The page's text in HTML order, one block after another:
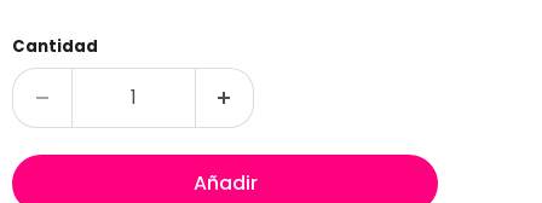
Cantidad
Añadir